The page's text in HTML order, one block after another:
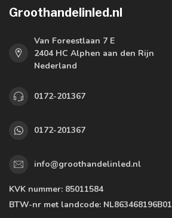
Groothandelinled.nl
Van Foreestlaan 7 E
2404 HC Alphen aan den Rijn
Nederland
0172-201367
0172-201367
info@groothandelinled.nl
KVK nummer: 85011584
BTW-nr met landcode: NL863468196B01